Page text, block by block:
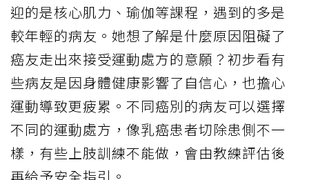
迎的是核心肌力、瑜伽等課程，遇到的多是
較年輕的病友。她想了解是什麼原因阻礙了
癌友走出來接受運動處方的意願？初步看有
些病友是因身體健康影響了自信心，也擔心
運動導致更疲累。不同癌別的病友可以選擇
不同的運動處方，像乳癌患者切除患側不一
樣，有些上肢訓練不能做，會由教練評估後